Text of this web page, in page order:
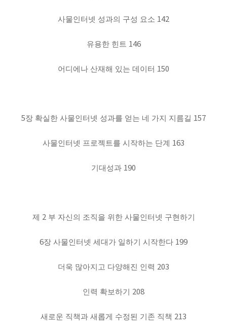
사물인터넷 성과의 구성 요소 142
유용한 힌트 146
어디에나 산재해 있는 데이터 150
5장 확실한 사물인터넷 성과를 얻는 네 가지 지름길 157
사물인터넷 프로젝트를 시작하는 단계 163
기대성과 190
제 2 부 자신의 조직을 위한 사물인터넷 구현하기
6장 사물인터넷 세대가 일하기 시작한다 199
더욱 많아지고 다양해진 인력 203
인력 확보하기 208
새로운 직책과 새롭게 수정된 기존 직책 213